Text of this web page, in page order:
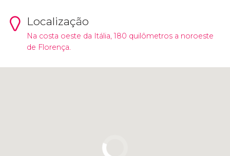
Localização
Na costa oeste da Itália, 180 quilômetros a noroeste
de Florença.